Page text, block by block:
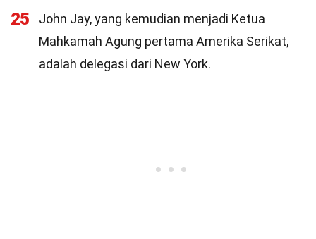
25
John Jay, yang kemudian menjadi Ketua
Mahkamah Agung pertama Amerika Serikat,
adalah delegasi dari New York.